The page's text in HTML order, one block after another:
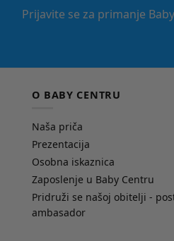
Prijavite se za primanje
O BABY CENTRU
Naša priča
Prezentacija
Osobna iskaznica
Zaposlenje u Baby Centru
Pridruži se našoj obitelji -
ambasador